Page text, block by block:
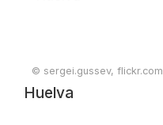
© sergei.gussev, flickr.com
Huelva